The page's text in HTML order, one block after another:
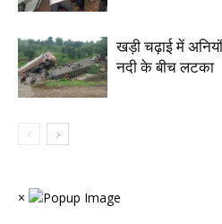
खड़ी चढ़ाई में
नदी के बीच लटका
×